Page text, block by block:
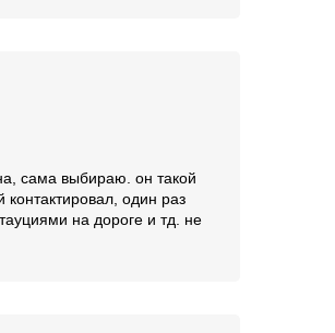
сама выбираю. он такой
один раз
на дороге и тд. не